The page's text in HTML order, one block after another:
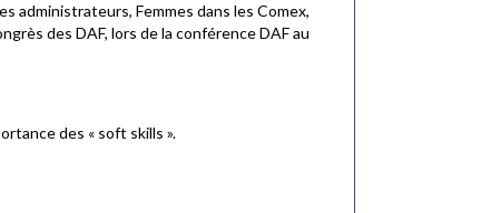
administrateurs, Femmes dans les Comex,
des DAF, lors de la conférence DAF au
des « soft skills ».